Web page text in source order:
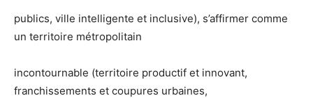
publics, ville intelligente et inclusive), s’affirmer comme
un territoire métropolitain
incontournable (territoire productif et innovant,
franchissements et coupures urbaines,